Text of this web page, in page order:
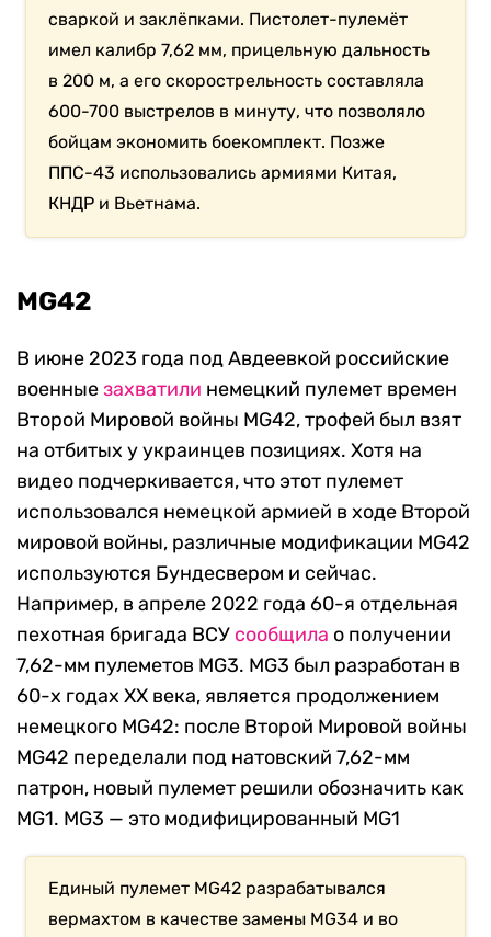
сваркой и заклёпками. Пистолет-пулемёт
имел калибр 7,62 мм, прицельную дальность
в 200 м, а его скорострельность составляла
600-700 выстрелов в минуту, что позволяло
бойцам экономить боекомплект. Позже
ППС-43 использовались армиями Китая,
КНДР и Вьетнама.
MG42
В июне 2023 года под Авдеевкой российские
военныезахватили немецкий пулемет времен
Второй Мировой войны MG42, трофей был взят
на отбитых у украинцев позициях. Хотя на
видео подчеркивается, что этот пулемет
использовался немецкой армией в ходе Второй
мировой войны, различные модификации MG42
используются Бундесвером и сейчас.
Например, в апреле 2022 года 60-я отдельная
пехотная бригада ВСУ сообщила о получении
7,62-мм пулеметов MG3. MG3 был разработан в
60-х годах XX века, является продолжением
немецкого MG42: после Второй Мировой войны
MG42 переделали под натовский 7,62-мм
патрон, новый пулемет решили обозначить как
MG1. MG3 — это модифицированный MG1
Единый пулемет MG42 разрабатывался
вермахтом в качестве замены MG34 и во